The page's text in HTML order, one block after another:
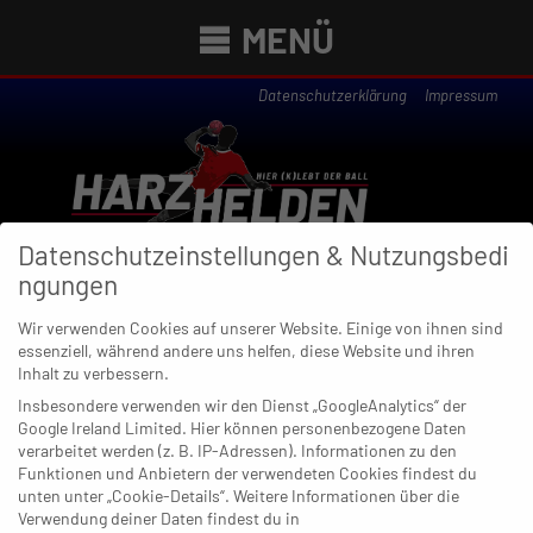
MENÜ
Datenschutzerklärung Impressum
Newsübersicht
15. APRIL 2024
Armer BHC: So viele Worte, so
wenige Taten
Datenschutzeinstellungen & Nutzungsbedi
ngungen
Wir verwenden Cookies auf unserer Website. Einige von ihnen sind
essenziell, während andere uns helfen, diese Website und ihren
Inhalt zu verbessern.
Insbesondere verwenden wir den Dienst „GoogleAnalytics“ der
Google Ireland Limited. Hier können personenbezogene Daten
verarbeitet werden (z. B. IP-Adressen). Informationen zu den
Funktionen und Anbietern der verwendeten Cookies findest du
unten unter „Cookie-Details“. Weitere Informationen über die
Verwendung deiner Daten findest du in